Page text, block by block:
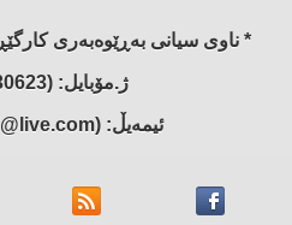
* ناوی سیانی بەڕێوەبەری
ژ.مۆبایل: (07701430623)
ئیمەیڵ: (bryarahmad@live.com)